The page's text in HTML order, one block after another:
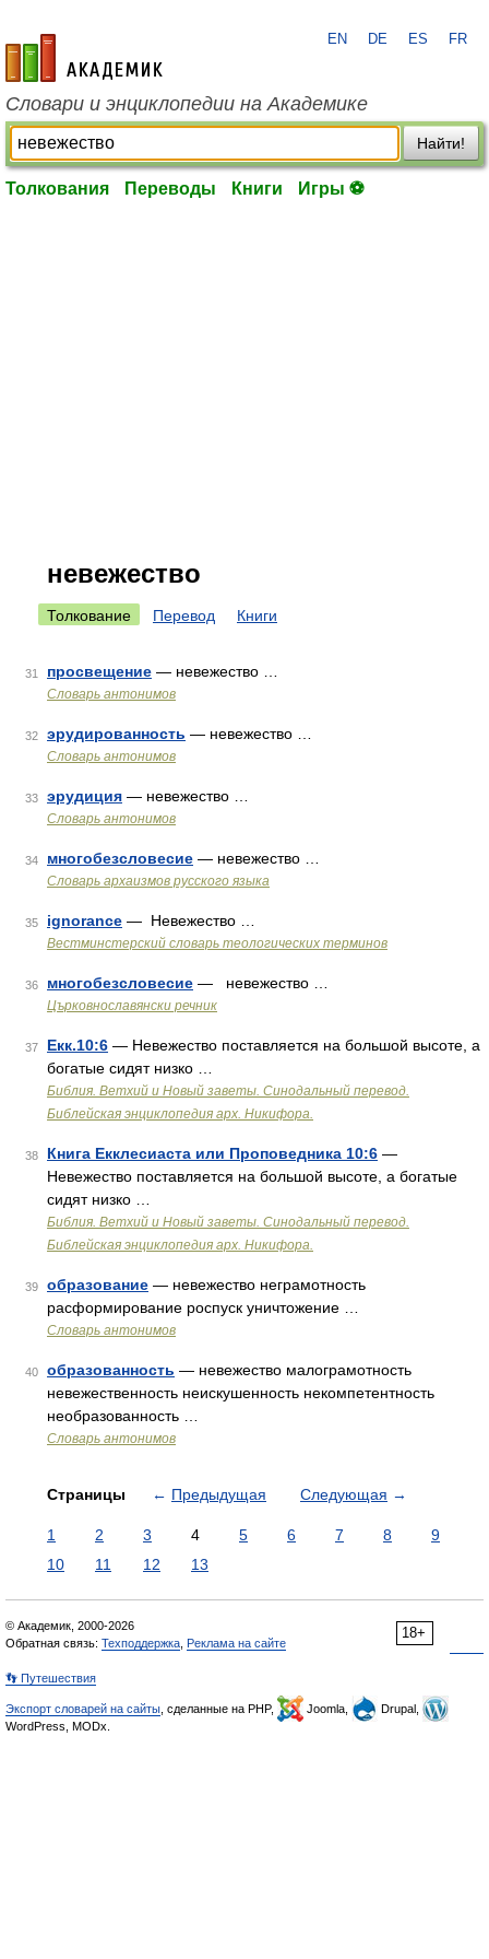
academic.ru
EN DE ES FR
Словари и энциклопедии на Академике
Найти!
Толкования Переводы Книги Игры ⚽
невежество
Толкование Перевод Книги
31 просвещение — невежество …
Словарь антонимов
32 эрудированность — невежество …
Словарь антонимов
33 эрудиция — невежество …
Словарь антонимов
34 многобезсловесие — невежество …
Cловарь архаизмов русского языка
35 ignorance — Невежество …
Вестминстерский словарь теологических терминов
36 многобезсловесие — невежество …
Църковнославянски речник
37 Екк.10:6 — Невежество поставляется на большой высоте, а
богатые сидят низко …
Библия. Ветхий и Новый заветы. Синодальный перевод.
Библейская энциклопедия арх. Никифора.
38 Книга Екклесиаста или Проповедника 10:6 —
Невежество поставляется на большой высоте, а богатые
сидят низко …
Библия. Ветхий и Новый заветы. Синодальный перевод.
Библейская энциклопедия арх. Никифора.
39 образование — невежество неграмотность
расформирование роспуск уничтожение …
Словарь антонимов
40 образованность — невежество малограмотность
невежественность неискушенность некомпетентность
необразованность …
Словарь антонимов
Страницы ← Предыдущая Следующая →
1 2 3 4 5 6 7 8
9
10
11 12 13
18+
© Академик, 2000-2026
Обратная связь: Техподдержка Реклама на сайте
👣 Путешествия
Экспорт словарей на сайты , сделанные на PHP, Joomla,
Drupal,
WordPress, MODx.